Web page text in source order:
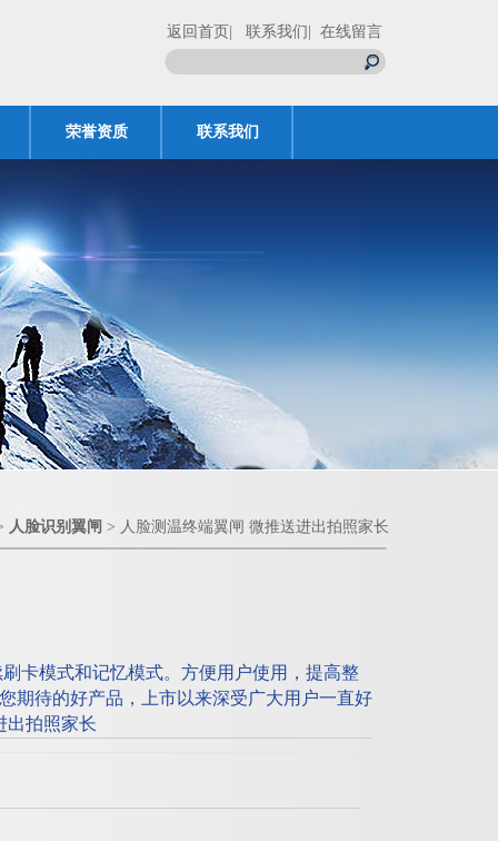
返回首页 | 联系我们 | 在线留言
荣誉资质 联系我们
人脸识别翼闸 > 人脸测温终端翼闸 微推送进出拍照家长
卡模式和记忆模式。方便用户使用，提高整
期待的好产品，上市以来深受广大用户一直好
出拍照家长